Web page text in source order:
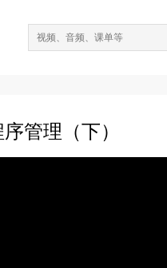
管理（下）